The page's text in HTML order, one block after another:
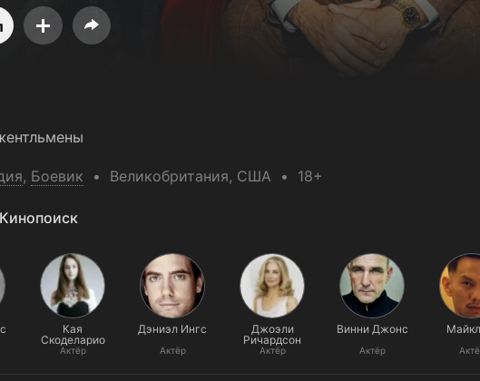
, Боевик Великобритания, США 18+
Кинопоиск
Кая
Скоделарио
Актёр
Дэниэл Ингс
Актёр
Джоэли
Ричардсон
Актёр
Винни Джонс
Актёр